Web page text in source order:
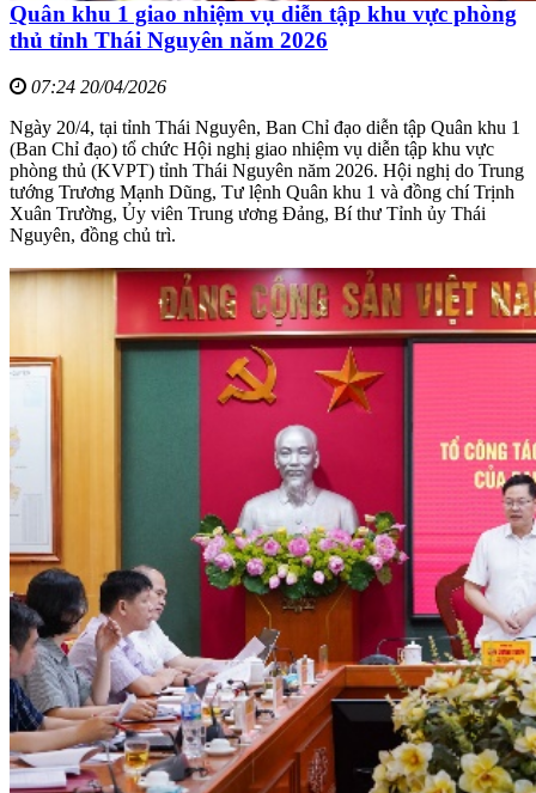
Quân khu 1 giao nhiệm vụ diễn tập khu vực phòng
thủ tỉnh Thái Nguyên năm 2026
07:24 20/04/2026
Ngày 20/4, tại tỉnh Thái Nguyên, Ban Chỉ đạo diễn tập Quân khu 1
(Ban Chỉ đạo) tổ chức Hội nghị giao nhiệm vụ diễn tập khu vực
phòng thủ (KVPT) tỉnh Thái Nguyên năm 2026. Hội nghị do Trung
tướng Trương Mạnh Dũng, Tư lệnh Quân khu 1 và đồng chí Trịnh
Xuân Trường, Ủy viên Trung ương Đảng, Bí thư Tỉnh ủy Thái
Nguyên, đồng chủ trì.